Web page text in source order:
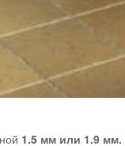
1.5 мм или 1.9 мм.